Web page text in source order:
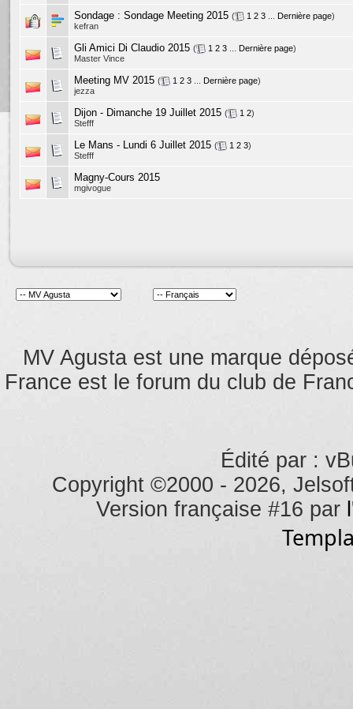
Sondage : Sondage Meeting 2015 ( 1 2 3 Dernière page)
kefran
Gli Amici Di Claudio 2015 ( 1 2 3 Dernière page)
Master Vince
Meeting MV 2015 ( 1 2 3 Dernière page)
jezza
Dijon - Dimanche 19 Juillet 2015 ( 1 2)
Stefff
Le Mans - Lundi 6 Juillet 2015 ( 1 2 3)
Stefff
Magny-Cours 2015
mgivogue
MV Agusta est une marque
France est le forum du club de
Édité par :
Copyright ©2000 - 2026,
Version française #16 par